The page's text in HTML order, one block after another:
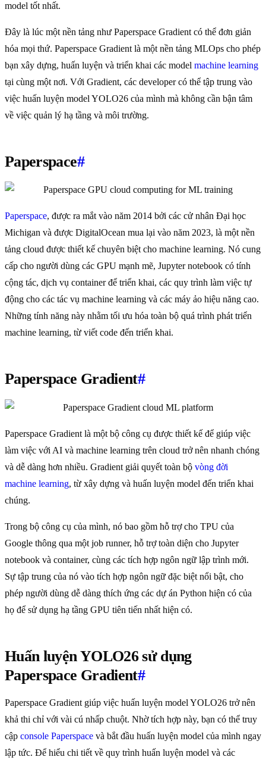
model tốt nhất.
Đây là lúc một nền tảng như Paperspace Gradient có thể đơn giản
hóa mọi thứ. Paperspace Gradient là một nền tảng MLOps cho phép
bạn xây dựng, huấn luyện và triển khai các model machine learning
tại cùng một nơi. Với Gradient, các developer có thể tập trung vào
việc huấn luyện model YOLO26 của mình mà không cần bận tâm
về việc quản lý hạ tầng và môi trường.
Paperspace#
Paperspace, được ra mắt vào năm 2014 bởi các cử nhân Đại học
Michigan và được DigitalOcean mua lại vào năm 2023, là một nền
tảng cloud được thiết kế chuyên biệt cho machine learning. Nó cung
cấp cho người dùng các GPU mạnh mẽ, Jupyter notebook có tính
cộng tác, dịch vụ container để triển khai, các quy trình làm việc tự
động cho các tác vụ machine learning và các máy ảo hiệu năng cao.
Những tính năng này nhằm tối ưu hóa toàn bộ quá trình phát triển
machine learning, từ viết code đến triển khai.
Paperspace Gradient#
Paperspace Gradient là một bộ công cụ được thiết kế để giúp việc
làm việc với AI và machine learning trên cloud trở nên nhanh chóng
và dễ dàng hơn nhiều. Gradient giải quyết toàn bộ vòng đời
machine learning, từ xây dựng và huấn luyện model đến triển khai
chúng.
Trong bộ công cụ của mình, nó bao gồm hỗ trợ cho TPU của
Google thông qua một job runner, hỗ trợ toàn diện cho Jupyter
notebook và container, cùng các tích hợp ngôn ngữ lập trình mới.
Sự tập trung của nó vào tích hợp ngôn ngữ đặc biệt nổi bật, cho
phép người dùng dễ dàng thích ứng các dự án Python hiện có của
họ để sử dụng hạ tầng GPU tiên tiến nhất hiện có.
Huấn luyện YOLO26 sử dụng
Paperspace Gradient#
Paperspace Gradient giúp việc huấn luyện model YOLO26 trở nên
khả thi chỉ với vài cú nhấp chuột. Nhờ tích hợp này, bạn có thể truy
cập console Paperspace và bắt đầu huấn luyện model của mình ngay
lập tức. Để hiểu chi tiết về quy trình huấn luyện model và các